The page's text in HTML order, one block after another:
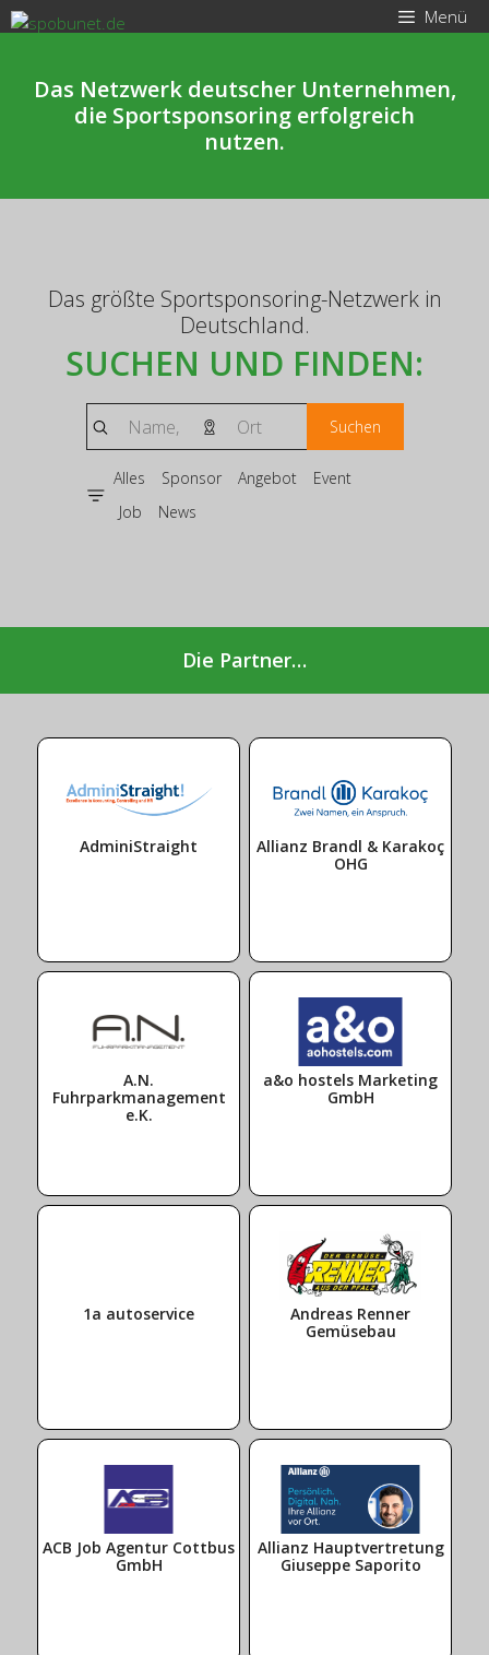
Zum
Inhalt
Menü
Das Netzwerk deutscher Unternehmen,
die Sportsponsoring erfolgreich
nutzen.
Das größte Sportsponsoring-Netzwerk in
Deutschland.
SUCHEN UND FINDEN:
Suchen
Alles Sponsor Angebot
Event
Job
News
Die Partner…
AdminiStraight
Allianz Brandl & Karakoç
OHG
A.N.
Fuhrparkmanagement
e.K.
a&o hostels Marketing
GmbH
1a autoservice
Andreas Renner
Gemüsebau
ACB Job Agentur Cottbus
GmbH
Allianz Hauptvertretung
Giuseppe Saporito